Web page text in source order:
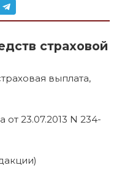
страховой
выплата,
23.07.2013 N 234-